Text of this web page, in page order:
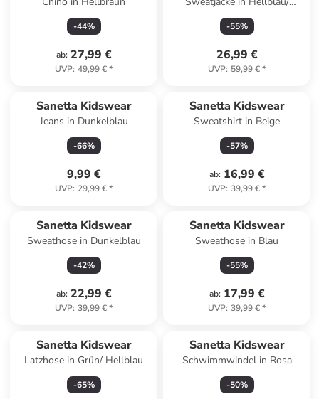
-44%
ab: 27,99 €
UVP: 49,99 €*
Dunkelblau
-55%
26,99 €
UVP: 59,99 €*
Sanetta Kidswear
Jeans in Dunkelblau
-66%
9,99 €
UVP: 29,99 €*
Sanetta Kidswear
Sweatshirt in Beige
-57%
ab: 16,99 €
UVP: 39,99 €*
Sanetta Kidswear
Sweathose in Dunkelblau
-42%
ab: 22,99 €
UVP: 39,99 €*
Sanetta Kidswear
Sweathose in Blau
-55%
ab: 17,99 €
UVP: 39,99 €*
Sanetta Kidswear
Latzhose in Grün/ Hellblau
-65%
Sanetta Kidswear
Schwimmwindel in Rosa
-50%